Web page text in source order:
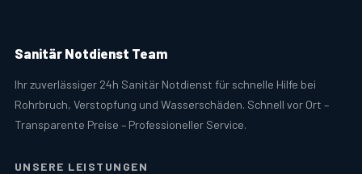
Sanitär Notdienst Team
Ihr zuverlässiger 24h Sanitär Notdienst für schnelle Hilfe bei
Rohrbruch, Verstopfung und Wasserschäden. Schnell vor Ort –
Transparente Preise – Professioneller Service.
UNSERE LEISTUNGEN